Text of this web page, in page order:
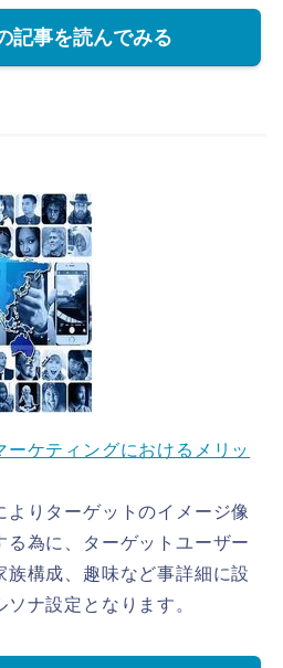
記事を読んでみる
ケティングにおけるメリッ
りターゲットのイメージ像
る為に、ターゲットユーザー
構成、趣味など事詳細に設
ナ設定となります。